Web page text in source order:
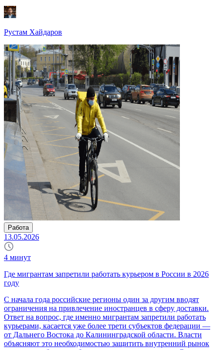
Рустам Хайдаров
Работа
13.05.2026
4 минут
Где мигрантам запретили работать курьером в России в 2026
году
С начала года российские регионы один за другим вводят
ограничения на привлечение иностранцев в сферу доставки.
Ответ на вопрос, где именно мигрантам запретили работать
курьерами, касается уже более трети субъектов федерации —
от Дальнего Востока до Калининградской области. Власти
объясняют это необходимостью защитить внутренний рынок